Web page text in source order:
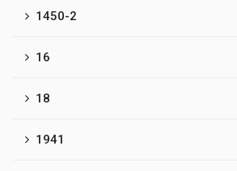
1450-2
16
18
1941